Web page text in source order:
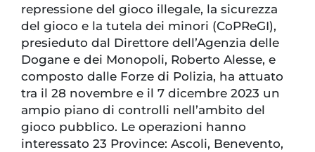
repressione del gioco illegale, la sicurezza
del gioco e la tutela dei minori (CoPReGI),
presieduto dal Direttore dell’Agenzia delle
Dogane e dei Monopoli, Roberto Alesse, e
composto dalle Forze di Polizia, ha attuato
tra il 28 novembre e il 7 dicembre 2023 un
ampio piano di controlli nell’ambito del
gioco pubblico. Le operazioni hanno
interessato 23 Province: Ascoli, Benevento,